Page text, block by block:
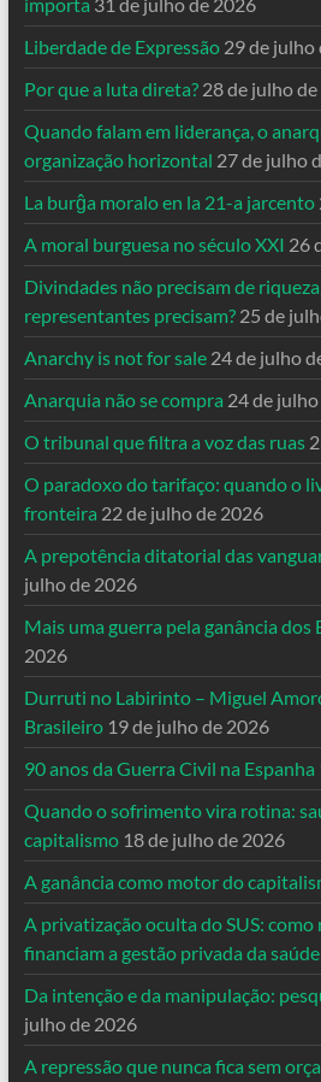
Liberdade de Expressão 29 de julho
Por que a luta direta? 28 de julho
Quando falam em liderança, o
organização horizontal 27 de julho
La burĝa moralo en la 21-a jarcento
A moral burguesa no século XXI 26
Divindades não precisam de
representantes precisam? 25 de
Anarchy is not for sale 24 de julho
Anarquia não se compra 24 de
O tribunal que filtra a voz das ruas
O paradoxo do tarifaço: quando o
fronteira 22 de julho de 2026
A prepotência ditatorial das
julho de 2026
Mais uma guerra pela ganância dos
2026
Durruti no Labirinto – Miguel
Brasileiro 19 de julho de 2026
90 anos da Guerra Civil na Espanha
Quando o sofrimento vira rotina:
capitalismo 18 de julho de 2026
A ganância como motor do
A privatização oculta do SUS:
financiam a gestão privada da saúde
Da intenção e da manipulação:
julho de 2026
A repressão que nunca fica sem